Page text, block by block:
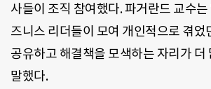
사들이 조직 참여했다. 파거란드 교수는
즈니스 리더들이 모여 개인적으로 겪었
공유하고 해결책을 모색하는 자리가 더
말했다.